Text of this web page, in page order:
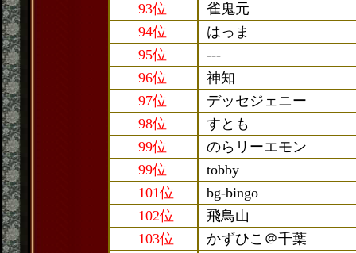
93位
雀鬼元
94位
はっま
95位
---
96位
神知
97位
デッセジェニー
98位
すとも
99位
のらリーエモン
99位
tobby
101位
bg-bingo
102位
飛鳥山
103位
かずひこ＠千葉